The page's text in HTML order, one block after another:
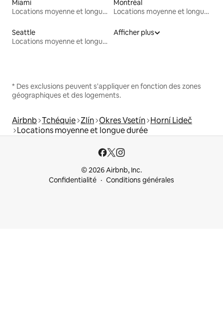
Miami
Locations moyenne et longue durée
Montréal
Locations moyenne et longue durée
Seattle
Locations moyenne et longue durée
Afficher plus
* Des exclusions peuvent s'appliquer en fonction des zones
géographiques et des logements.
Airbnb Tchéquie Zlín Okres Vsetín Horní Lideč
Locations moyenne et longue durée
© 2026 Airbnb, Inc.
Confidentialité
Conditions générales